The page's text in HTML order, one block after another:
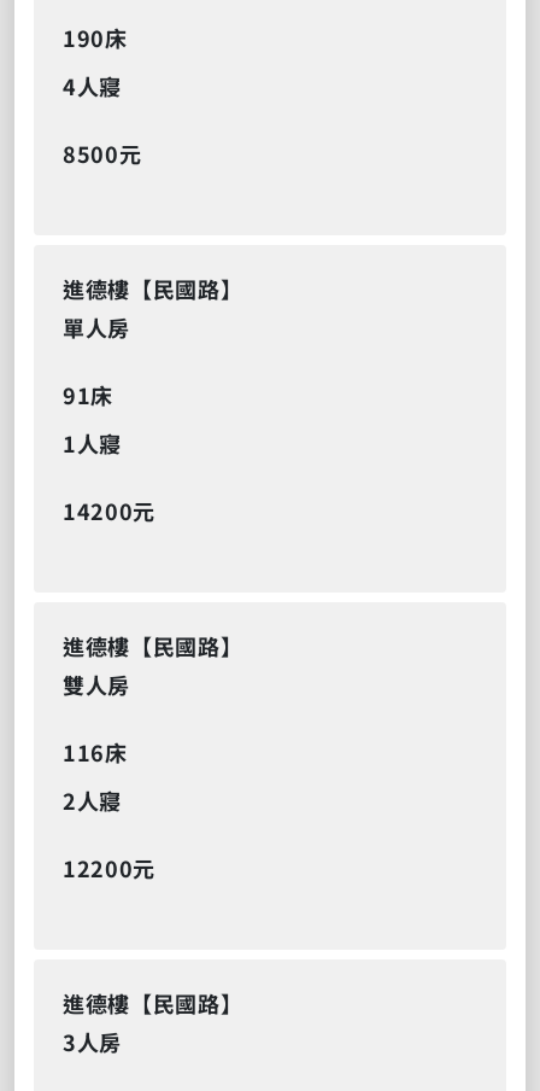
190床
4人寢
8500元
進德樓【民國路】
單人房
91床
1人寢
14200元
進德樓【民國路】
雙人房
116床
2人寢
12200元
進德樓【民國路】
3人房